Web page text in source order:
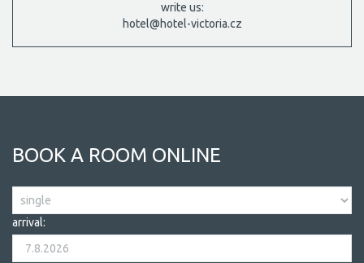
write us:
hotel@hotel-victoria.cz
BOOK A ROOM ONLINE
arrival: